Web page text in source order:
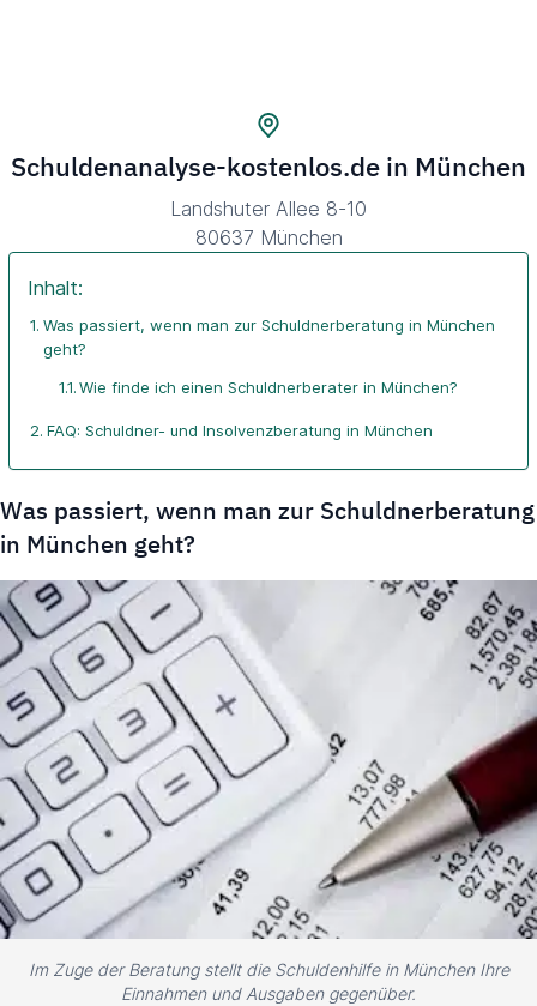
Schuldenanalyse-kostenlos.de in München
Landshuter Allee 8-10
80637 München
Inhalt:
Was passiert, wenn man zur Schuldnerberatung in München
geht?
Wie finde ich einen Schuldnerberater in München?
FAQ: Schuldner- und Insolvenzberatung in München
Was passiert, wenn man zur Schuldnerberatung
in München geht?
Im Zuge der Beratung stellt die Schuldenhilfe in München Ihre
Einnahmen und Ausgaben gegenüber.